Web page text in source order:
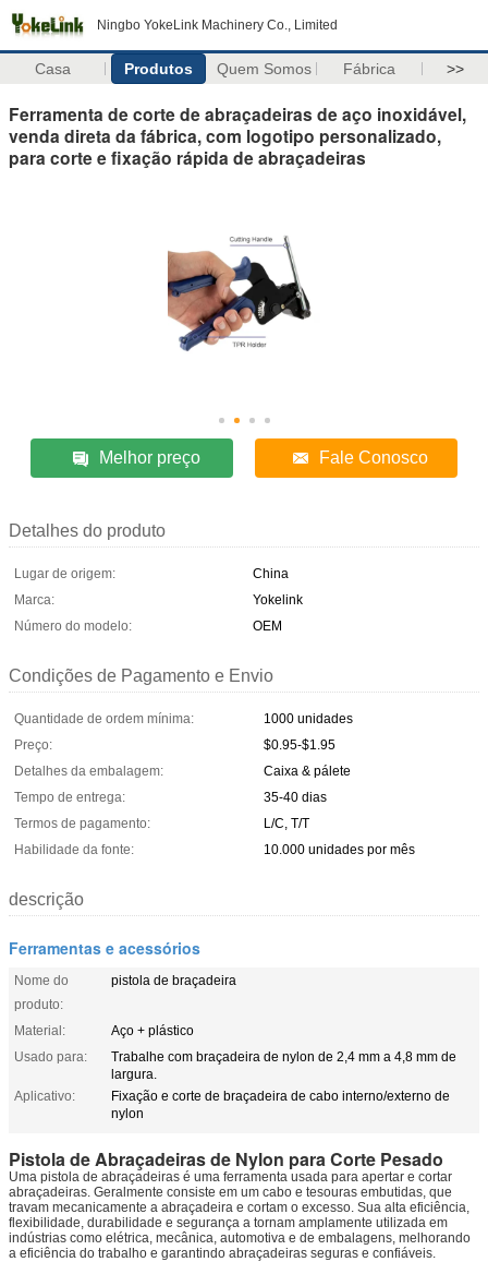
Ningbo YokeLink Machinery Co., Limited
Casa Produtos Quem Somos Fábrica >>
Ferramenta de corte de abraçadeiras de aço inoxidável,
venda direta da fábrica, com logotipo personalizado,
para corte e fixação rápida de abraçadeiras
Melhor preço Fale Conosco
Detalhes do produto
Lugar de origem:
China
Marca:
Yokelink
Número do modelo:
OEM
Condições de Pagamento e Envio
Quantidade de ordem mínima:
1000 unidades
Preço:
$0.95-$1.95
Detalhes da embalagem:
Caixa & pálete
Tempo de entrega:
35-40 dias
Termos de pagamento:
L/C, T/T
Habilidade da fonte:
10.000 unidades por mês
descrição
Ferramentas e acessórios
Nome do
produto:
pistola de braçadeira
Material:
Aço + plástico
Usado para:
Trabalhe com braçadeira de nylon de 2,4 mm a 4,8 mm de
largura.
Aplicativo:
Fixação e corte de braçadeira de cabo interno/externo de
nylon
Pistola de Abraçadeiras de Nylon para Corte Pesado
Uma pistola de abraçadeiras é uma ferramenta usada para apertar e cortar
abraçadeiras. Geralmente consiste em um cabo e tesouras embutidas, que
travam mecanicamente a abraçadeira e cortam o excesso. Sua alta eficiência,
flexibilidade, durabilidade e segurança a tornam amplamente utilizada em
indústrias como elétrica, mecânica, automotiva e de embalagens, melhorando
a eficiência do trabalho e garantindo abraçadeiras seguras e confiáveis.